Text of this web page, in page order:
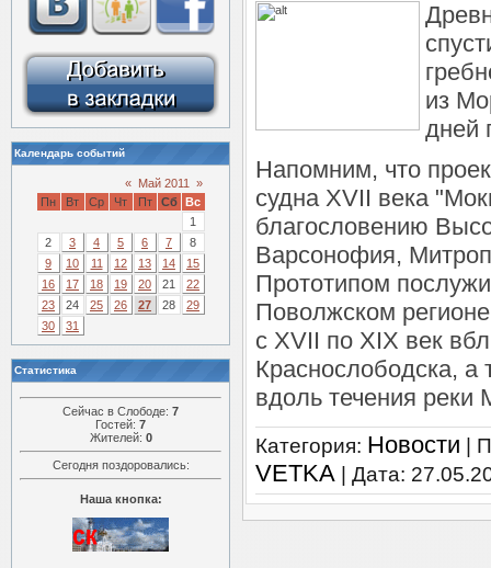
Календарь событий
« Май 2011
»
Пн
Вт Ср Чт Пт Сб
Вс
1
2
3 4 5 6 7
8
9
10 11 12 13 14
15
16
17 18 19 20 21
22
23
24 25 26 27 28
29
30
31
Статистика
Сейчас в Слободе: 7
Гостей: 7
Жителей: 0
Сегодня поздоровались:
Наша кнопка:
из
дней
Напомним, что
судна XVII века
благословению
Варсонофия,
Прототипом
Поволжском
с XVII по XIX век
Краснослободска, а
вдоль течения реки
Категория: Новости |
VETKA | Дата: